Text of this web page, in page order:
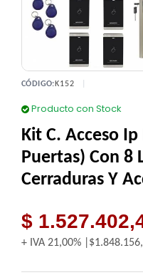
CÓDIGO:K152
Producto con Stock
Kit C. Acceso
Puertas) Con 8
Cerraduras Y
$
+ IVA 21,00%